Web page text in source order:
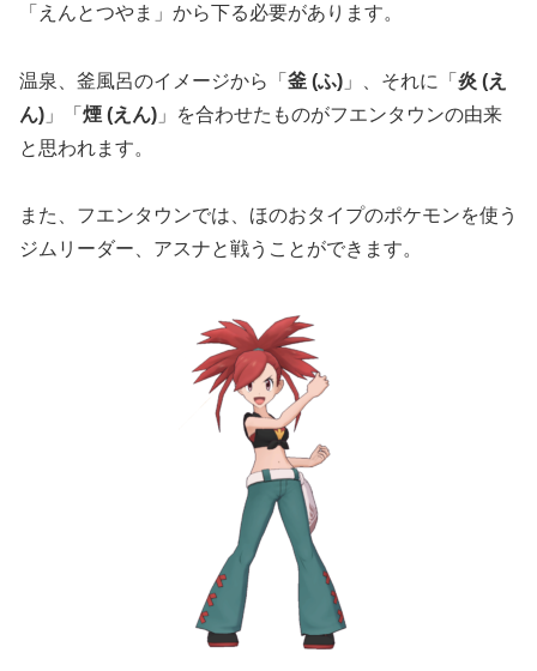
「えんとつやま」から下る必要があります。
温泉、釜風呂のイメージから「 釜 (ふ) 」、それに「 炎 (え
ん) 」「 煙 (えん) 」を合わせたものがフエンタウンの由来
と思われます。
また、フエンタウンでは、ほのおタイプのポケモンを使う
ジムリーダー、アスナと戦うことができます。